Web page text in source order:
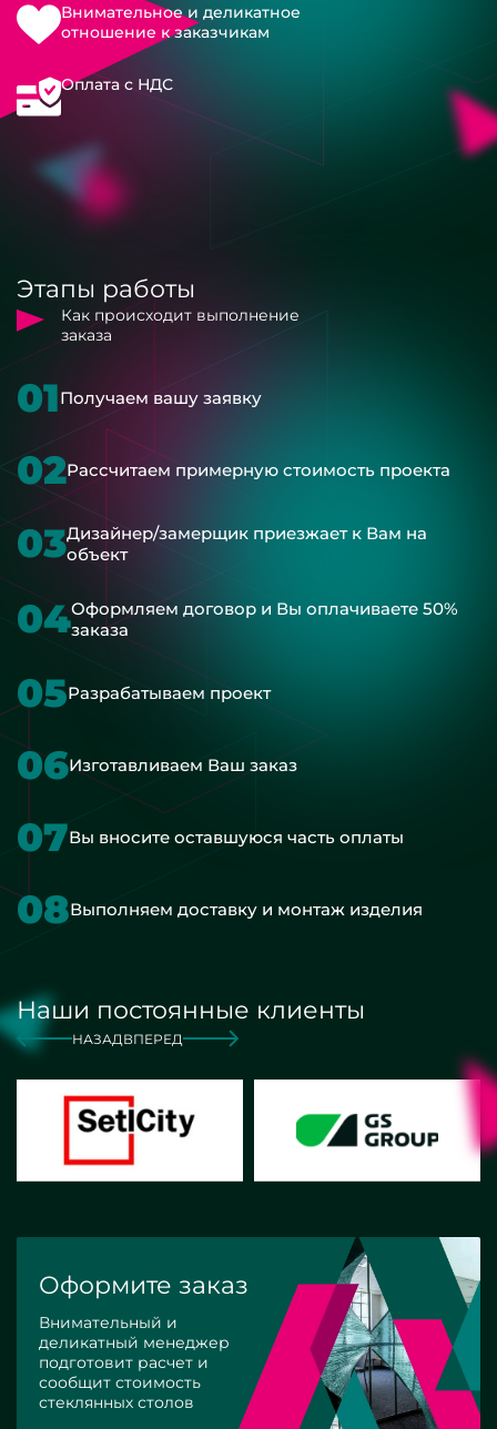
Внимательное и деликатное
отношение к заказчикам
Оплата с НДС
Этапы работы
Как происходит выполнение
заказа
01Получаем вашу заявку
02Рассчитаем примерную стоимость проекта
03Дизайнер/замерщик приезжает к Вам на
объект
04Оформляем договор и Вы оплачиваете 50%
заказа
05Разрабатываем проект
06Изготавливаем Ваш заказ
07Вы вносите оставшуюся часть оплаты
08Выполняем доставку и монтаж изделия
Наши постоянные клиенты
НАЗАД ВПЕРЕД
Оформите заказ
Внимательный и
деликатный менеджер
подготовит расчет и
сообщит стоимость
стеклянных столов